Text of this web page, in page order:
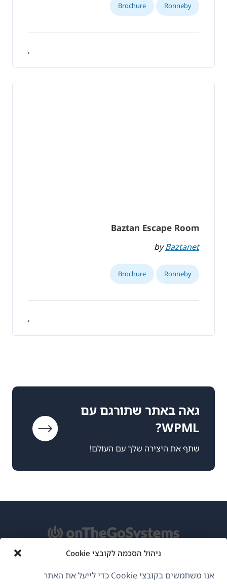
ניהול הסכמה לקובצי Cookie
אנו משתמשים בקובצי Cookie כדי לייעל את האתר
Ronneby
Brochure
,
Baztan Escape Room
byBaztanet
Ronneby
Brochure
,
גאה באתר שתורגם עם
WPML?
שתף את היצירה שלך עם העולם!